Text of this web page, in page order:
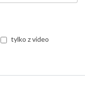
tylko z video